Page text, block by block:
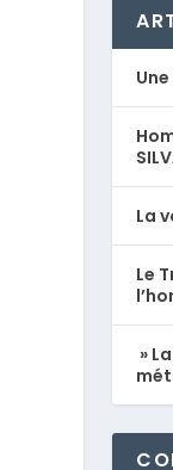
La
Le
»